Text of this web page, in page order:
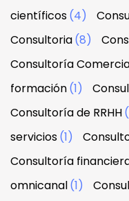
científicos(4)
Consultoria(8)
Consultoría
formación(1)
Consultoría de RRHH
servicios(1)
Consultoría
omnicanal(1)